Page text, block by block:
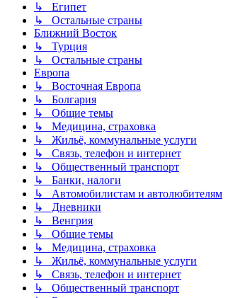
↳ Египет
↳ Остальные страны
Ближний Восток
↳ Турция
↳ Остальные страны
Европа
↳ Восточная Европа
↳ Болгария
↳ Общие темы
↳ Медицина, страховка
↳ Жильё, коммунальные услуги
↳ Связь, телефон и интернет
↳ Общественный транспорт
↳ Банки, налоги
↳ Автомобилистам и автолюбителям
↳ Дневники
↳ Венгрия
↳ Общие темы
↳ Медицина, страховка
↳ Жильё, коммунальные услуги
↳ Связь, телефон и интернет
↳ Общественный транспорт